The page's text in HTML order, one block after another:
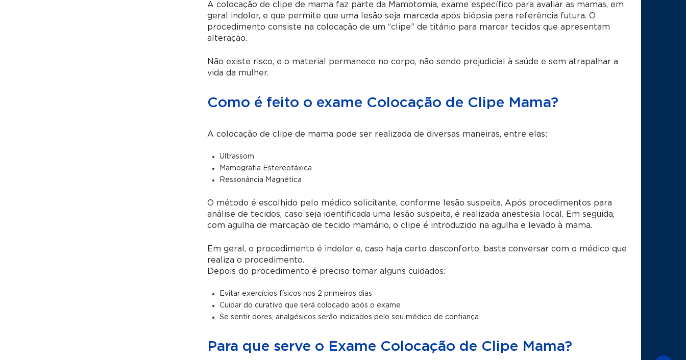
A colocação de clipe de mama faz parte da Mamotomia, exame específico para avaliar as mamas, em
geral indolor, e que permite que uma lesão seja marcada após biópsia para referência futura. O
procedimento consiste na colocação de um “clipe” de titânio para marcar tecidos que apresentam
alteração.
Não existe risco, e o material permanece no corpo, não sendo prejudicial à saúde e sem atrapalhar a
vida da mulher.
Como é feito o exame Colocação de Clipe Mama?
A colocação de clipe de mama pode ser realizada de diversas maneiras, entre elas:
Ultrassom
Mamografia Estereotáxica
Ressonância Magnética
O método é escolhido pelo médico solicitante, conforme lesão suspeita. Após procedimentos para
análise de tecidos, caso seja identificada uma lesão suspeita, é realizada anestesia local. Em seguida,
com agulha de marcação de tecido mamário, o clipe é introduzido na agulha e levado à mama.
Em geral, o procedimento é indolor e, caso haja certo desconforto, basta conversar com o médico que
realiza o procedimento.
Depois do procedimento é preciso tomar alguns cuidados:
Evitar exercícios físicos nos 2 primeiros dias
Cuidar do curativo que será colocado após o exame
Se sentir dores, analgésicos serão indicados pelo seu médico de confiança.
Para que serve o Exame Colocação de Clipe Mama?